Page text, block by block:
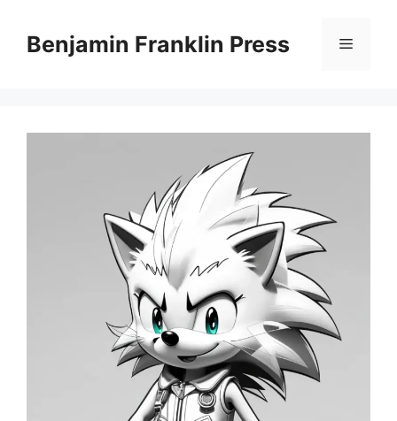
contentBenjamin Franklin Press Menu